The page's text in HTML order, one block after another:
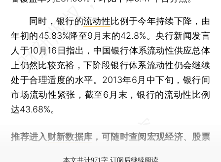
同时，银行的流动性比例于今年持续下降，由
年初的45.83%降至9月末的42.8%。央行新闻发言
人于10月16日指出，中国银行体系流动性供应总体
上仍然比较充裕，下阶段银行体系流动性仍会继续
处于合理适度的水平。2013年6月中下旬，银行间
市场流动性紧张，截至6月末，银行的流动性比例
达43.68%。
推荐进入 财新数据库 ，可随时查阅宏观经济、股票
本文共计971字 订阅后继续阅读